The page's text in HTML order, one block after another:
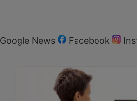
Google News Facebook